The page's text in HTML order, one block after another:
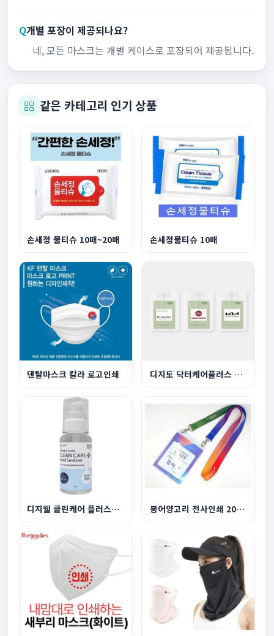
Q개별 포장이 제공되나요?
네, 모든 마스크는 개별 케이스로 포장되어 제공됩니다.
같은 카테고리 인기 상품
손세정 물티슈 10매~20매 손세정물티슈 10매
덴탈마스크 칼라 로고인쇄 디지토 닥터케어플러스 의약외품 포켓소독스프레이 ...
디지웰 클린케어 플러스겔형 50ml 붕어양고리 전사인쇄 20mm목걸이줄(비닐케이스 별도...